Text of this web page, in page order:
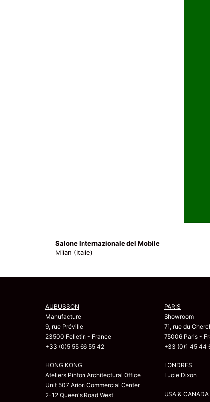
Salone Internazionale del Mobile
Milan (Italie)
AUBUSSON
Manufacture
9, rue Préville
23500 Felletin - France
+33 (0)5 55 66 55 42
HONG KONG
Ateliers Pinton Architectural Office
Unit 507 Arion Commercial Center
2-12 Queen's Road West
PARIS
Showroom
71, rue du
75006 Paris -
+33 (0)1 45 44
LONDRES
Lucie Dixon
USA & CANADA